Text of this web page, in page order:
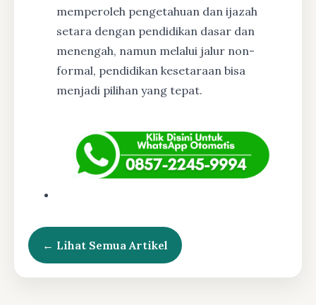
memperoleh pengetahuan dan ijazah
setara dengan pendidikan dasar dan
menengah, namun melalui jalur non-
formal, pendidikan kesetaraan bisa
menjadi pilihan yang tepat.
← Lihat Semua Artikel